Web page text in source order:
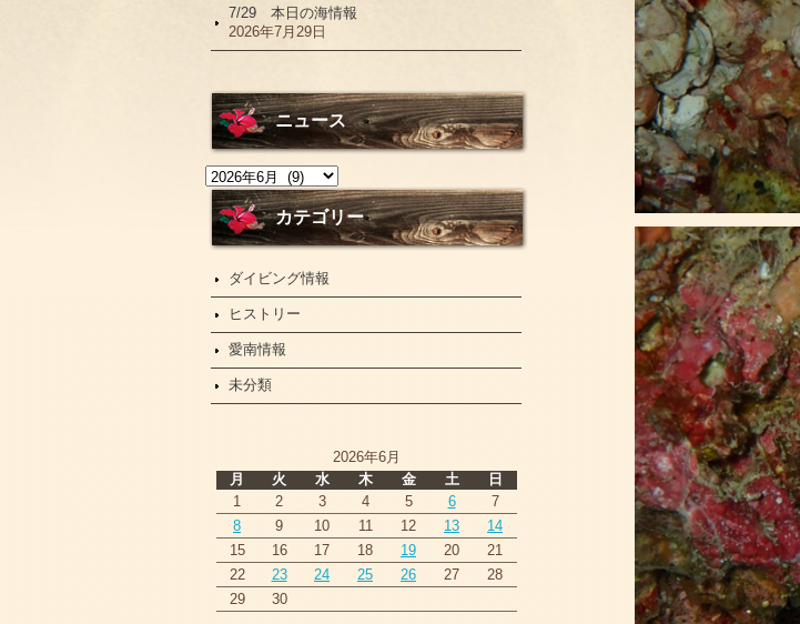
7/29 本日の海情報
2026年7月29日
ニュース
ニ
ュ
ー
カテゴリー
ダイビング情報
ヒストリー
愛南情報
未分類
2026年6月
月
火 水 木 金 土
日
1
2 3 4 5 6
7
8
9 10 11 12 13
14
15
16 17 18 19 20
21
22
23 24 25 26 27
28
29
30